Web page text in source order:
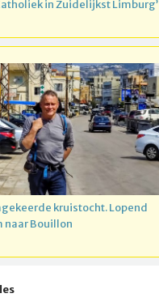
in Zuidelijkst Limburg’
kruistocht. Lopend
naar Bouillon